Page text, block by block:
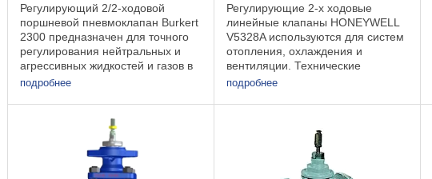
Регулирующий 2/2-ходовой
поршневой пневмоклапан Burkert
2300 предназначен для точного
регулирования нейтральных и
агрессивных жидкостей и газов в
трубопроводах с сечением Ду 13-
пневмоклапан 2300 поставляется
с резьбовым, сварным ...
подробнее
Регулирующие 2-х ходовые
линейные клапаны HONEYWELL
V5328A используются для систем
отопления, охлаждения и
вентиляции. Технические
характеристики: Тип клапана 2-х
Статическое давление PN16
подробнее